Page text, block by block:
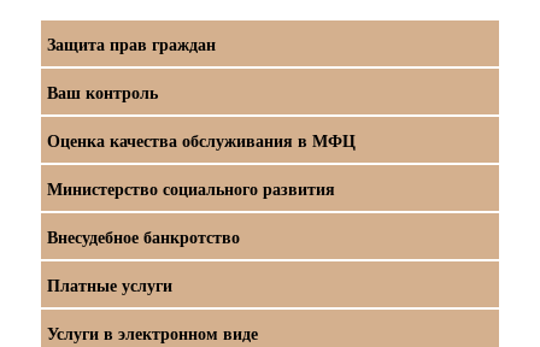
Защита прав граждан
Ваш контроль
Оценка качества обслуживания в МФЦ
Министерство социального развития
Внесудебное банкротство
Платные услуги
Услуги в электронном виде